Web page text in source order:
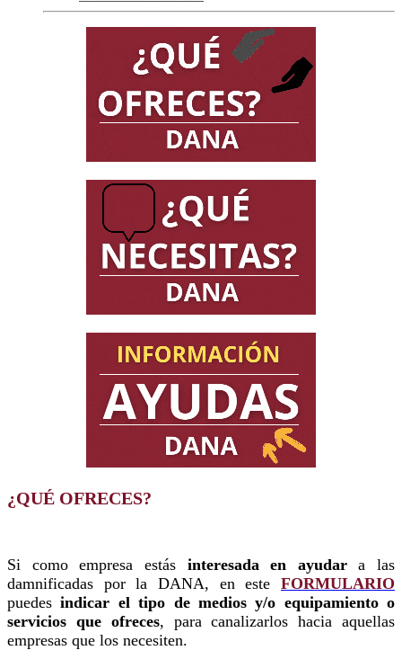
¿QUÉ OFRECES?
Si como empresa estásinteresada en ayudara las
damnificadas por la DANA, en este FORMULARIO
puedesindicar el tipo de medios y/o equipamiento o
servicios que ofreces, para canalizarlos hacia aquellas
empresas que los necesiten.